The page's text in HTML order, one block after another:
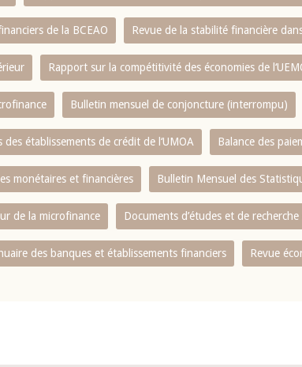
de la BCEAO Revue de la stabilité financière
Rapport sur la compétitivité des économies de
Bulletin mensuel de conjoncture (interrompu)
établissements de crédit de l‘UMOA Balance des
monétaires et financières Bulletin Mensuel des
de la microfinance Documents d’études et de recherche
des banques et établissements financiers Revue